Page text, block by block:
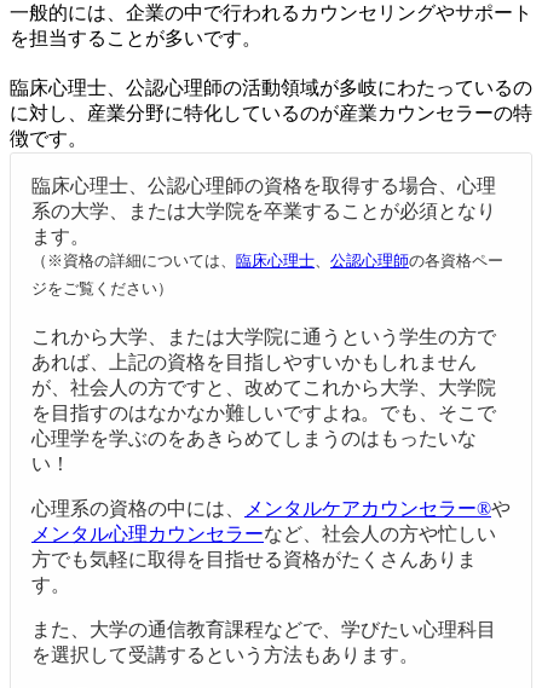
一般的には、企業の中で行われるカウンセリングやサポート
を担当することが多いです。
臨床心理士、公認心理師の活動領域が多岐にわたっているの
に対し、産業分野に特化しているのが産業カウンセラーの特
徴です。
臨床心理士、公認心理師の資格を取得する場合、心理
系の大学、または大学院を卒業することが必須となり
ます。
（※資格の詳細については、 臨床心理士 公認心理師の各資格ペー
ジをご覧ください）
これから大学、または大学院に通うという学生の方で
あれば、上記の資格を目指しやすいかもしれません
が、社会人の方ですと、改めてこれから大学、大学院
を目指すのはなかなか難しいですよね。でも、そこで
心理学を学ぶのをあきらめてしまうのはもったいな
い！
心理系の資格の中には、 メンタルケアカウンセラー®や
メンタル心理カウンセラーなど、社会人の方や忙しい
方でも気軽に取得を目指せる資格がたくさんありま
す。
また、大学の通信教育課程などで、学びたい心理科目
を選択して受講するという方法もあります。